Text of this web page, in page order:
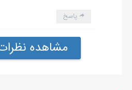
پاسخ
مشاهده نظرات بیشتر